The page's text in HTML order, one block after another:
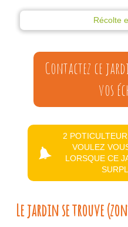
Récolte
Contactez ce
vos
2
VOULEZ
LORSQUE CE
Le jardin se trouve